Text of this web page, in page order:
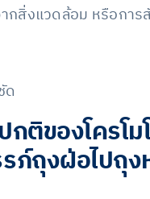
กสิ่งแวดล้อม หรือกา
ด
ติของโครโ
ถุงฝ่อไปถุ